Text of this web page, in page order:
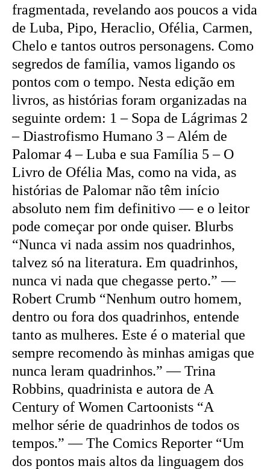
fragmentada, revelando aos poucos a vida
de Luba, Pipo, Heraclio, Ofélia, Carmen,
Chelo e tantos outros personagens. Como
segredos de família, vamos ligando os
pontos com o tempo. Nesta edição em
livros, as histórias foram organizadas na
seguinte ordem: 1 – Sopa de Lágrimas 2
– Diastrofismo Humano 3 – Além de
Palomar 4 – Luba e sua Família 5 – O
Livro de Ofélia Mas, como na vida, as
histórias de Palomar não têm início
absoluto nem fim definitivo — e o leitor
pode começar por onde quiser. Blurbs
“Nunca vi nada assim nos quadrinhos,
talvez só na literatura. Em quadrinhos,
nunca vi nada que chegasse perto.” —
Robert Crumb “Nenhum outro homem,
dentro ou fora dos quadrinhos, entende
tanto as mulheres. Este é o material que
sempre recomendo às minhas amigas que
nunca leram quadrinhos.” — Trina
Robbins, quadrinista e autora de A
Century of Women Cartoonists “A
melhor série de quadrinhos de todos os
tempos.” — The Comics Reporter “Um
dos pontos mais altos da linguagem dos